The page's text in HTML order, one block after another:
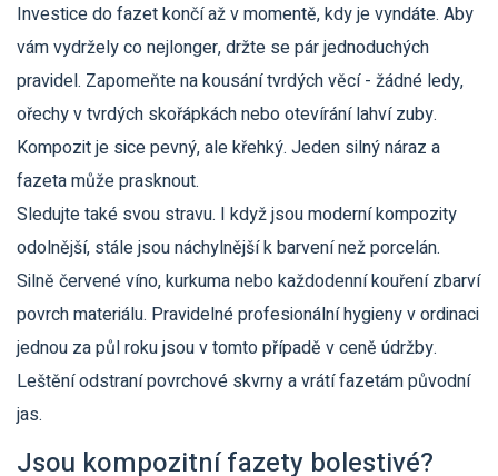
Investice do fazet končí až v momentě, kdy je vyndáte. Aby
vám vydržely co nejlonger, držte se pár jednoduchých
pravidel. Zapomeňte na kousání tvrdých věcí - žádné ledy,
ořechy v tvrdých skořápkách nebo otevírání lahví zuby.
Kompozit je sice pevný, ale křehký. Jeden silný náraz a
fazeta může prasknout.
Sledujte také svou stravu. I když jsou moderní kompozity
odolnější, stále jsou náchylnější k barvení než porcelán.
Silně červené víno, kurkuma nebo každodenní kouření zbarví
povrch materiálu. Pravidelné profesionální hygieny v ordinaci
jednou za půl roku jsou v tomto případě v ceně údržby.
Leštění odstraní povrchové skvrny a vrátí fazetám původní
jas.
Jsou kompozitní fazety bolestivé?